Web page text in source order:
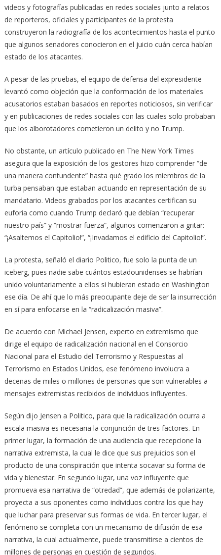
videos y fotografías publicadas en redes sociales junto a relatos
de reporteros, oficiales y participantes de la protesta
construyeron la radiografía de los acontecimientos hasta el punto
que algunos senadores conocieron en el juicio cuán cerca habían
estado de los atacantes.
A pesar de las pruebas, el equipo de defensa del expresidente
levantó como objeción que la conformación de los materiales
acusatorios estaban basados en reportes noticiosos, sin verificar
y en publicaciones de redes sociales con las cuales solo probaban
que los alborotadores cometieron un delito y no Trump.
No obstante, un artículo publicado en The New York Times
asegura que la exposición de los gestores hizo comprender “de
una manera contundente” hasta qué grado los miembros de la
turba pensaban que estaban actuando en representación de su
mandatario. Videos grabados por los atacantes certifican su
euforia como cuando Trump declaró que debían “recuperar
nuestro país” y “mostrar fuerza”, algunos comenzaron a gritar:
“¡Asaltemos el Capitolio!”, “¡Invadamos el edificio del Capitolio!”.
La protesta, señaló el diario Politico, fue solo la punta de un
iceberg, pues nadie sabe cuántos estadounidenses se habrían
unido voluntariamente a ellos si hubieran estado en Washington
ese día. De ahí que lo más preocupante deje de ser la insurrección
en sí para enfocarse en la “radicalización masiva”.
De acuerdo con Michael Jensen, experto en extremismo que
dirige el equipo de radicalización nacional en el Consorcio
Nacional para el Estudio del Terrorismo y Respuestas al
Terrorismo en Estados Unidos, ese fenómeno involucra a
decenas de miles o millones de personas que son vulnerables a
mensajes extremistas recibidos de individuos influyentes.
Según dijo Jensen a Politico, para que la radicalización ocurra a
escala masiva es necesaria la conjunción de tres factores. En
primer lugar, la formación de una audiencia que recepcione la
narrativa extremista, la cual le dice que sus prejuicios son el
producto de una conspiración que intenta socavar su forma de
vida y bienestar. En segundo lugar, una voz influyente que
promueva esa narrativa de “otredad”, que además de polarizante,
proyecta a sus oponentes como individuos contra los que hay
que luchar para preservar sus formas de vida. En tercer lugar, el
fenómeno se completa con un mecanismo de difusión de esa
narrativa, la cual actualmente, puede transmitirse a cientos de
millones de personas en cuestión de segundos.